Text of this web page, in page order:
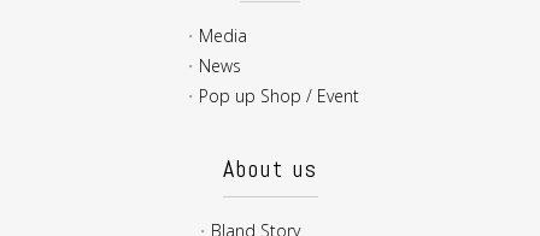
Media
News
Pop up Shop / Event
About us
Bland Story